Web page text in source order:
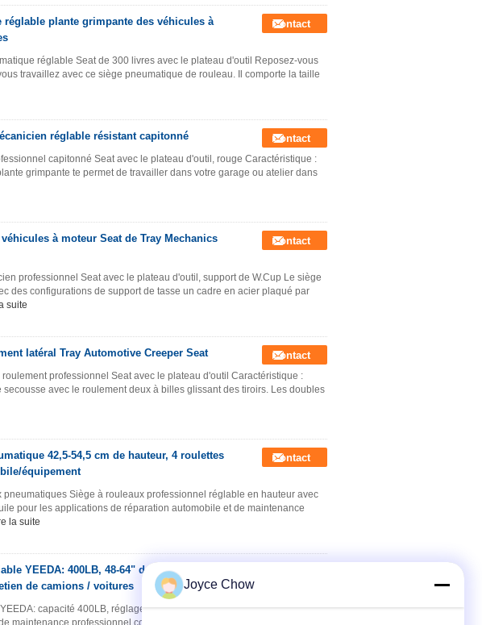
réglable plante grimpante des véhicules à
Contact
réglable Seat de 300 livres avec le plateau d'outil Reposez-vous
travaillez avec ce siège pneumatique de rouleau. Il comporte la taille
réglable résistant capitonné Contact
capitonné Seat avec le plateau d'outil, rouge Caractéristique :
grimpante te permet de travailler dans votre garage ou atelier dans
à moteur Seat de Tray Mechanics
Contact
professionnel Seat avec le plateau d'outil, support de W.Cup Le siège
des configurations de support de tasse un cadre en acier plaqué par
suite
latéral Tray Automotive Creeper Seat Contact
professionnel Seat avec le plateau d'outil Caractéristique :
secousse avec le roulement deux à billes glissant des tiroirs. Les doubles
42,5-54,5 cm de hauteur, 4 roulettes
équipement
Contact
pneumatiques Siège à rouleaux professionnel réglable en hauteur avec
pour les applications de réparation automobile et de maintenance
la suite
YEEDA: 400LB, 48-64" de hauteur,
de camions / voitures
capacité 400LB, réglage de hauteur de 48 à 64" Le rampant
maintenance professionnel conçu pour un travail sûr et confortable sur
Joyce Chow